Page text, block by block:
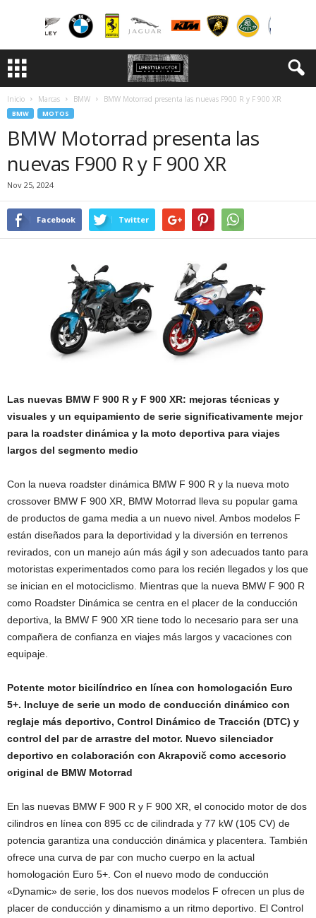
Inicio Marcas BMW BMW Motorrad presenta las nuevas F900 R y F 900 XR
BMW MOTOS
BMW Motorrad presenta las
nuevas F900 R y F 900 XR
Nov 25, 2024
Facebook Twitter
Las nuevas BMW F 900 R y F 900 XR: mejoras técnicas y
visuales y un equipamiento de serie significativamente mejor
para la roadster dinámica y la moto deportiva para viajes
largos del segmento medio
Con la nueva roadster dinámica BMW F 900 R y la nueva moto
crossover BMW F 900 XR, BMW Motorrad lleva su popular gama
de productos de gama media a un nuevo nivel. Ambos modelos F
están diseñados para la deportividad y la diversión en terrenos
revirados, con un manejo aún más ágil y son adecuados tanto para
motoristas experimentados como para los recién llegados y los que
se inician en el motociclismo. Mientras que la nueva BMW F 900 R
como Roadster Dinámica se centra en el placer de la conducción
deportiva, la BMW F 900 XR tiene todo lo necesario para ser una
compañera de confianza en viajes más largos y vacaciones con
equipaje.
Potente motor bicilíndrico en línea con homologación Euro
5+. Incluye de serie un modo de conducción dinámico con
reglaje más deportivo, Control Dinámico de Tracción (DTC) y
control del par de arrastre del motor. Nuevo silenciador
deportivo en colaboración con Akrapovič como accesorio
original de BMW Motorrad
En las nuevas BMW F 900 R y F 900 XR, el conocido motor de dos
cilindros en línea con 895 cc de cilindrada y 77 kW (105 CV) de
potencia garantiza una conducción dinámica y placentera. También
ofrece una curva de par con mucho cuerpo en la actual
homologación Euro 5+. Con el nuevo modo de conducción
«Dynamic» de serie, los dos nuevos modelos F ofrecen un plus de
placer de conducción y dinamismo a un ritmo deportivo. El Control